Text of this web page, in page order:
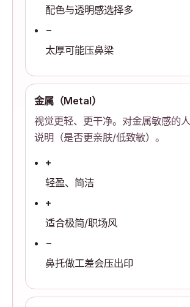
配色与透明感选择多
−
太厚可能压鼻梁
金属（Metal）
视觉更轻、更干净。对金属敏感的
说明（是否更亲肤/低致敏）。
+
轻盈、简洁
+
适合极简/职场风
−
鼻托做工差会压出印